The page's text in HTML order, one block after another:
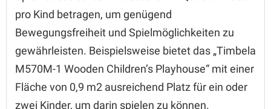
pro Kind betragen, um genügend
Bewegungsfreiheit und Spielmöglichkeiten zu
gewährleisten. Beispielsweise bietet das „Timbela
M570M-1 Wooden Children’s Playhouse“ mit einer
Fläche von 0,9 m2 ausreichend Platz für ein oder
zwei Kinder, um darin spielen zu können.